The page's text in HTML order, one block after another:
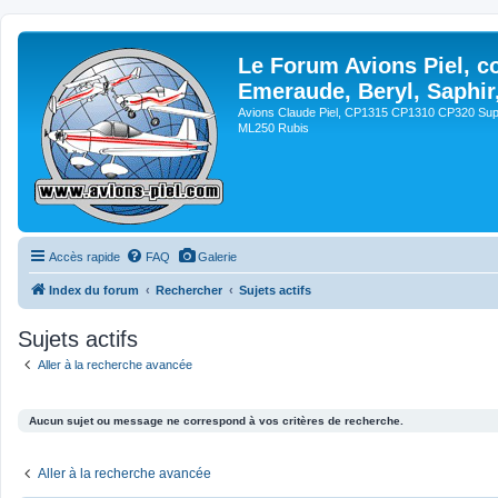
Le Forum Avions Piel,
Emeraude, Beryl,
Avions Claude Piel, CP1315 CP1310 CP320
ML250 Rubis
Accès rapide FAQ Galerie
Index du forum Rechercher Sujets actifs
Sujets actifs
Aller à la recherche avancée
Aucun sujet ou message ne correspond à vos critères de recherche.
Aller à la recherche avancée